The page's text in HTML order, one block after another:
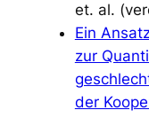
et. al.
Ein
zur
der